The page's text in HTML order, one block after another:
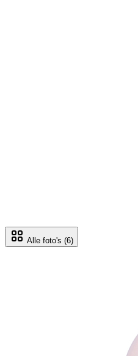
Alle foto's (6)